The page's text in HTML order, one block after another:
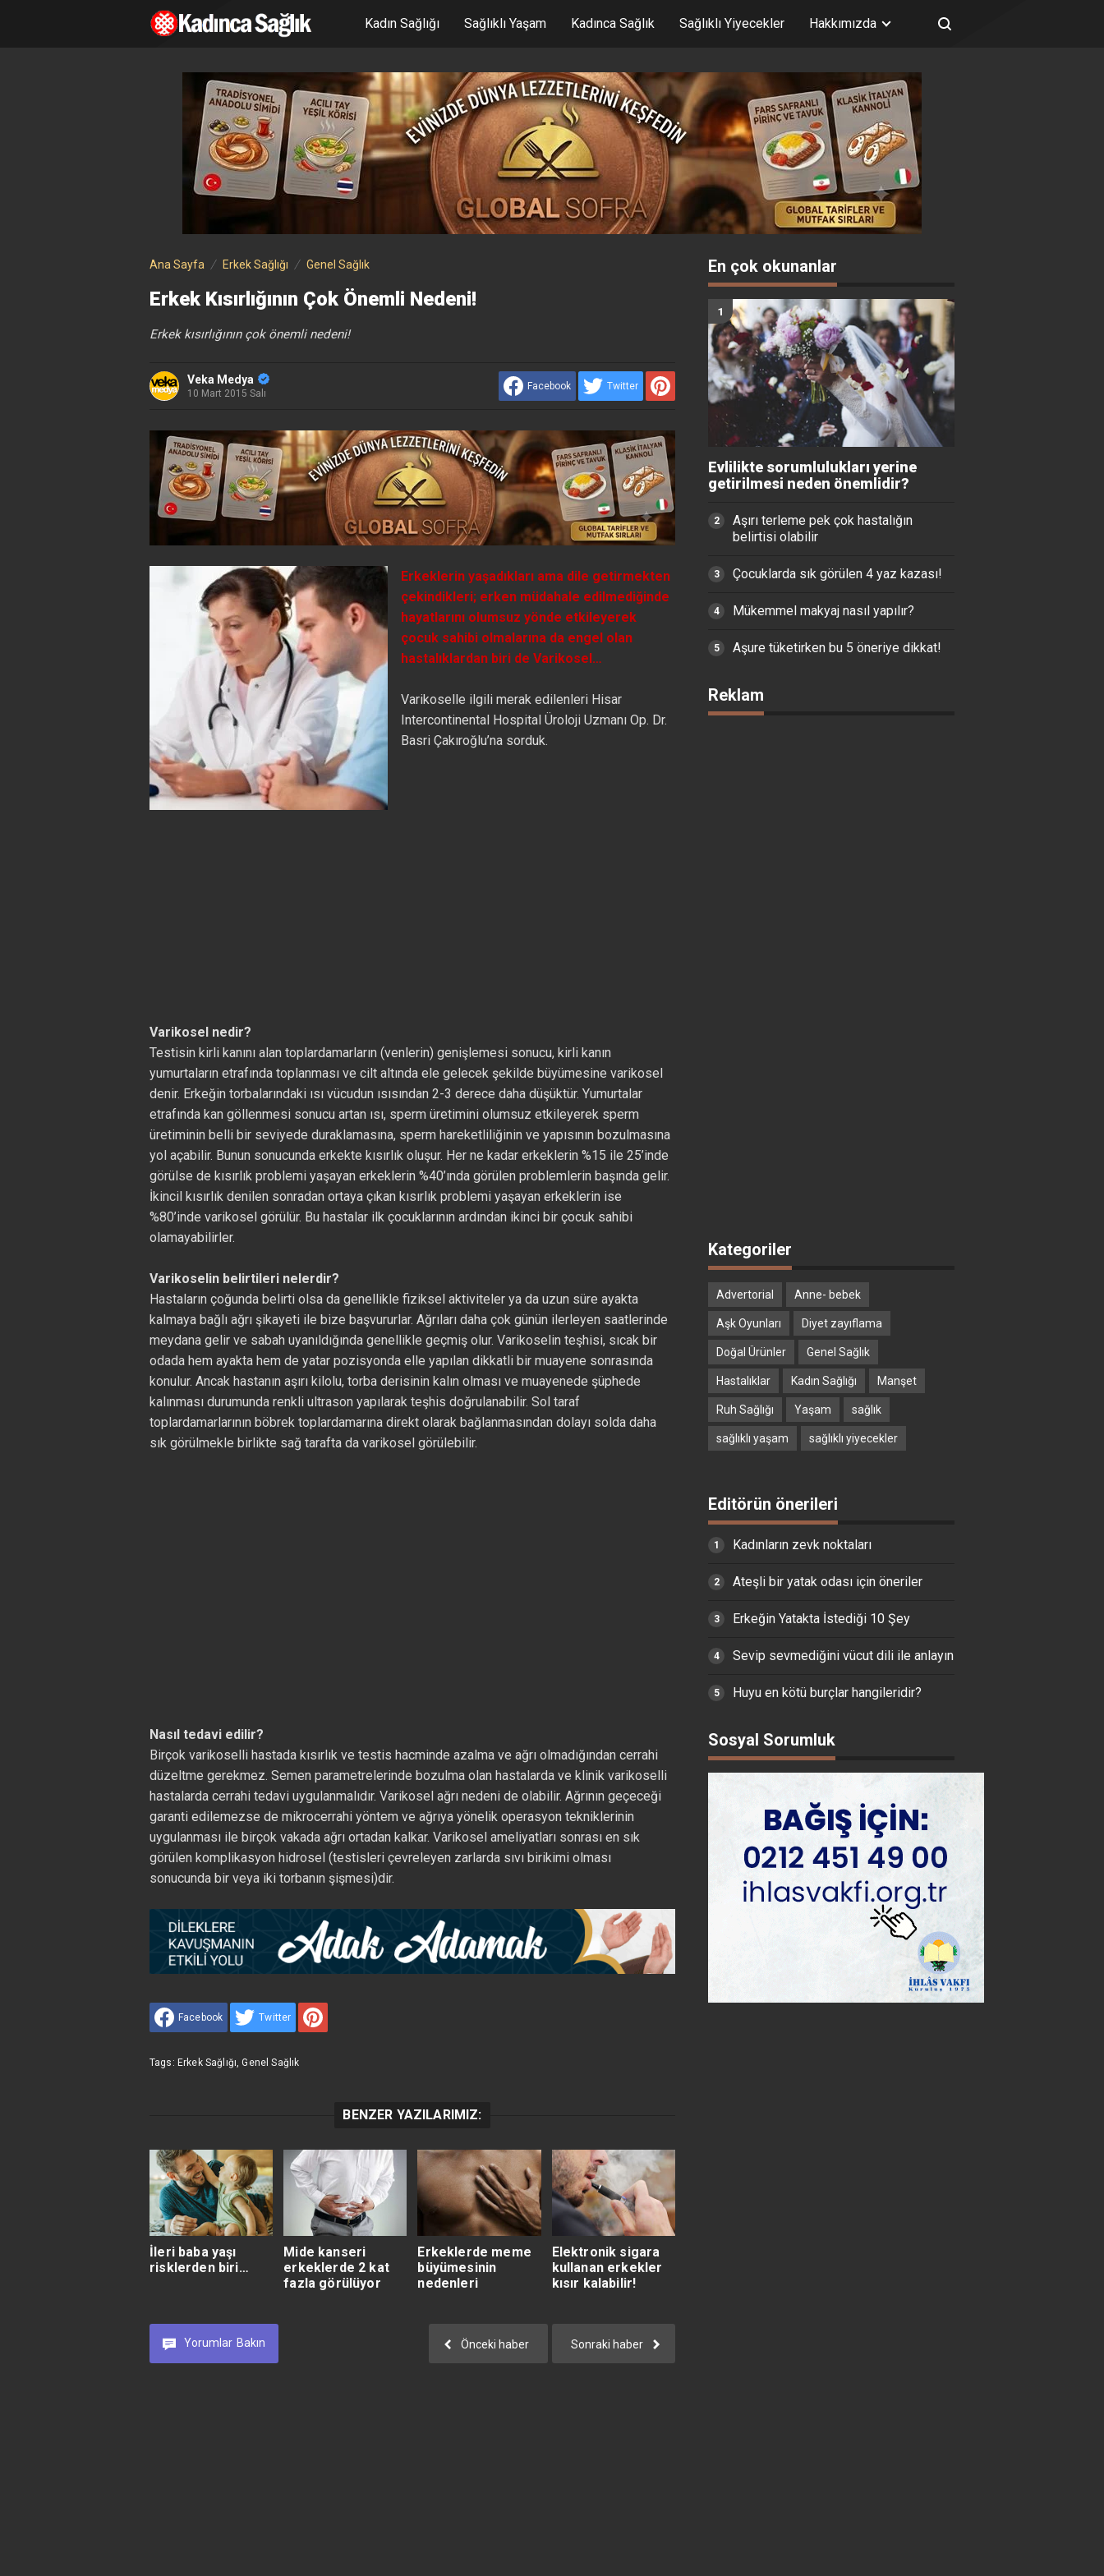
Kadın Sağlığı Sağlıklı Yaşam Kadınca Sağlık Sağlıklı Yiyecekler Hakkımızda
Ana Sayfa Erkek Sağlığı Genel Sağlık
Erkek Kısırlığının Çok Önemli Nedeni!
Erkek kısırlığının çok önemli nedeni!
Veka Medya
10 Mart 2015 Salı
Facebook Twitter
Erkeklerin yaşadıkları ama dile getirmekten
çekindikleri; erken müdahale edilmediğinde
hayatlarını olumsuz yönde etkileyerek
çocuk sahibi olmalarına da engel olan
hastalıklardan biri de Varikosel…
Varikoselle ilgili merak edilenleri Hisar
Intercontinental Hospital Üroloji Uzmanı Op. Dr.
Basri Çakıroğlu’na sorduk.
Varikosel nedir?
Testisin kirli kanını alan toplardamarların (venlerin) genişlemesi sonucu, kirli kanın
yumurtaların etrafında toplanması ve cilt altında ele gelecek şekilde büyümesine varikosel
denir. Erkeğin torbalarındaki ısı vücudun ısısından 2-3 derece daha düşüktür. Yumurtalar
etrafında kan göllenmesi sonucu artan ısı, sperm üretimini olumsuz etkileyerek sperm
üretiminin belli bir seviyede duraklamasına, sperm hareketliliğinin ve yapısının bozulmasına
yol açabilir. Bunun sonucunda erkekte kısırlık oluşur. Her ne kadar erkeklerin %15 ile 25’inde
görülse de kısırlık problemi yaşayan erkeklerin %40’ında görülen problemlerin başında gelir.
İkincil kısırlık denilen sonradan ortaya çıkan kısırlık problemi yaşayan erkeklerin ise
%80’inde varikosel görülür. Bu hastalar ilk çocuklarının ardından ikinci bir çocuk sahibi
olamayabilirler.
Varikoselin belirtileri nelerdir?
Hastaların çoğunda belirti olsa da genellikle fiziksel aktiviteler ya da uzun süre ayakta
kalmaya bağlı ağrı şikayeti ile bize başvururlar. Ağrıları daha çok günün ilerleyen saatlerinde
meydana gelir ve sabah uyanıldığında genellikle geçmiş olur. Varikoselin teşhisi, sıcak bir
odada hem ayakta hem de yatar pozisyonda elle yapılan dikkatli bir muayene sonrasında
konulur. Ancak hastanın aşırı kilolu, torba derisinin kalın olması ve muayenede şüphede
kalınması durumunda renkli ultrason yapılarak teşhis doğrulanabilir. Sol taraf
toplardamarlarının böbrek toplardamarına direkt olarak bağlanmasından dolayı solda daha
sık görülmekle birlikte sağ tarafta da varikosel görülebilir.
Nasıl tedavi edilir?
Birçok varikoselli hastada kısırlık ve testis hacminde azalma ve ağrı olmadığından cerrahi
düzeltme gerekmez. Semen parametrelerinde bozulma olan hastalarda ve klinik varikoselli
hastalarda cerrahi tedavi uygulanmalıdır. Varikosel ağrı nedeni de olabilir. Ağrının geçeceği
garanti edilemezse de mikrocerrahi yöntem ve ağrıya yönelik operasyon tekniklerinin
uygulanması ile birçok vakada ağrı ortadan kalkar. Varikosel ameliyatları sonrası en sık
görülen komplikasyon hidrosel (testisleri çevreleyen zarlarda sıvı birikimi olması
sonucunda bir veya iki torbanın şişmesi)dir.
Facebook Twitter
Tags: Erkek Sağlığı,Genel Sağlık
BENZER YAZILARIMIZ:
İleri baba yaşı
risklerden biri…
Mide kanseri
erkeklerde 2 kat
fazla görülüyor
Erkeklerde meme
büyümesinin
nedenleri
Elektronik sigara
kullanan erkekler
kısır kalabilir!
Yorumlar Bakın Sonraki haber
Önceki haber
En çok okunanlar
Evlilikte sorumlulukları yerine
getirilmesi neden önemlidir?
Aşırı terleme pek çok hastalığın
belirtisi olabilir
Çocuklarda sık görülen 4 yaz kazası!
Mükemmel makyaj nasıl yapılır?
Aşure tüketirken bu 5 öneriye dikkat!
Reklam
Kategoriler
Advertorial Anne- bebek
Aşk Oyunları Diyet zayıflama
Doğal Ürünler Genel Sağlık
Hastalıklar Kadın Sağlığı Manşet
Ruh Sağlığı Yaşam sağlık
sağlıklı yaşam sağlıklı yiyecekler
Editörün önerileri
Kadınların zevk noktaları
Ateşli bir yatak odası için öneriler
Erkeğin Yatakta İstediği 10 Şey
Sevip sevmediğini vücut dili ile anlayın
Huyu en kötü burçlar hangileridir?
Sosyal Sorumluk